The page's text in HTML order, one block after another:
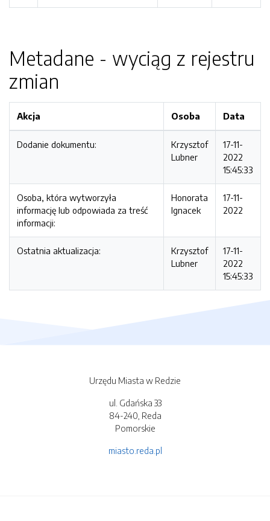
Metadane - wyciąg z rejestru
zmian
Akcja Osoba Data
Dodanie dokumentu:
Krzysztof
Lubner
17-11-
2022
15:45:33
Osoba, która wytworzyła
informację lub odpowiada za treść
informacji:
Honorata
Ignacek
17-11-
2022
Ostatnia aktualizacja:
Krzysztof
Lubner
17-11-
2022
15:45:33
Urzędu Miasta w Redzie
ul. Gdańska 33
84-240, Reda
Pomorskie
miasto.reda.pl